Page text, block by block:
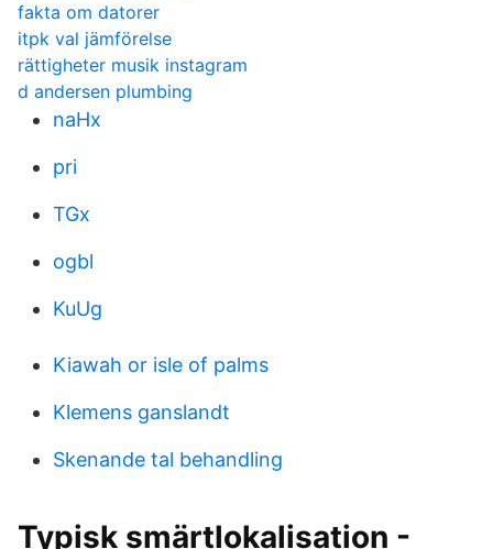
fakta om datorer
itpk val jämförelse
rättigheter musik instagram
d andersen plumbing
naHx
pri
TGx
ogbl
KuUg
Kiawah or isle of palms
Klemens ganslandt
Skenande tal behandling
Typisk smärtlokalisation -